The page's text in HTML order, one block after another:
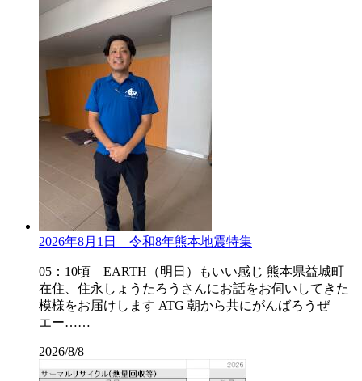
2026年8月1日 令和8年熊本地震特集
05：10頃 EARTH（明日）もいい感じ 熊本県益城町
在住、住永しょうたろうさんにお話をお伺いしてきた
模様をお届けします ATG 朝から共にがんばろうぜ
エー……
2026/8/8